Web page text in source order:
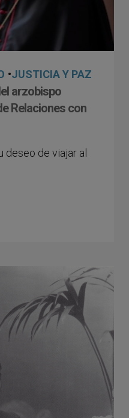
•JUSTICIA Y PAZ
arzobispo
Relaciones con
deseo de viajar al